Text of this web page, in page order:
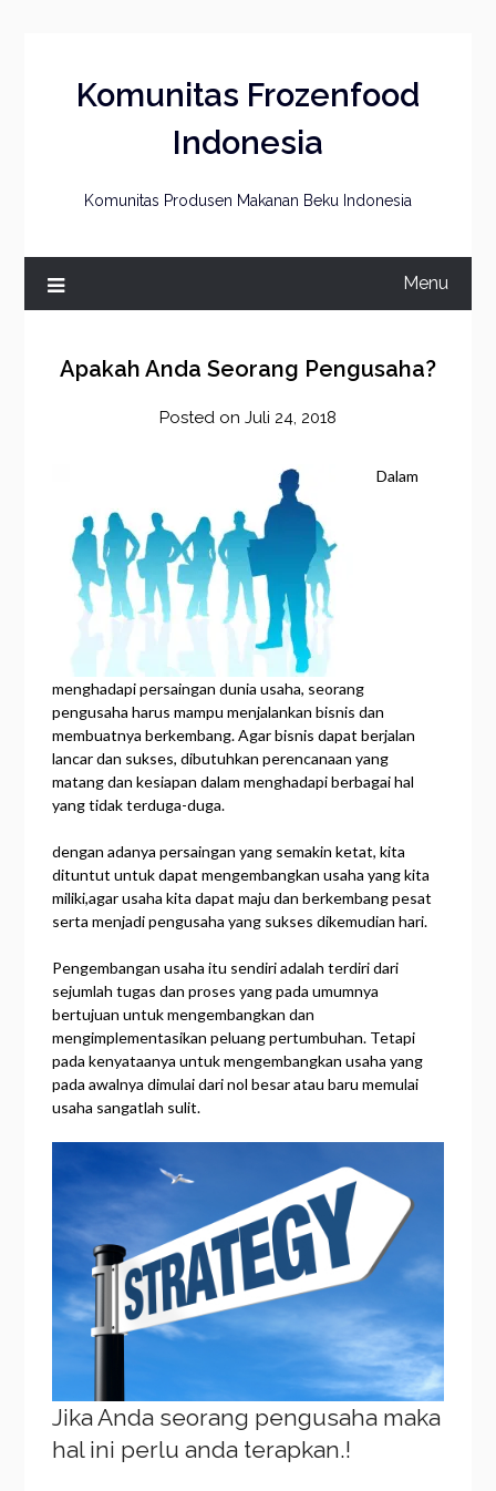
Komunitas Frozenfood
Indonesia
Komunitas Produsen Makanan Beku Indonesia
Menu
Apakah Anda Seorang Pengusaha?
Posted on Juli 24, 2018
Dalam
menghadapi persaingan dunia usaha, seorang
pengusaha harus mampu menjalankan bisnis dan
membuatnya berkembang. Agar bisnis dapat berjalan
lancar dan sukses, dibutuhkan perencanaan yang
matang dan kesiapan dalam menghadapi berbagai hal
yang tidak terduga-duga.
dengan adanya persaingan yang semakin ketat, kita
dituntut untuk dapat mengembangkan usaha yang kita
miliki,agar usaha kita dapat maju dan berkembang pesat
serta menjadi pengusaha yang sukses dikemudian hari.
Pengembangan usaha itu sendiri adalah terdiri dari
sejumlah tugas dan proses yang pada umumnya
bertujuan untuk mengembangkan dan
mengimplementasikan peluang pertumbuhan. Tetapi
pada kenyataanya untuk mengembangkan usaha yang
pada awalnya dimulai dari nol besar atau baru memulai
usaha sangatlah sulit.
Jika Anda seorang pengusaha maka
hal ini perlu anda terapkan.!